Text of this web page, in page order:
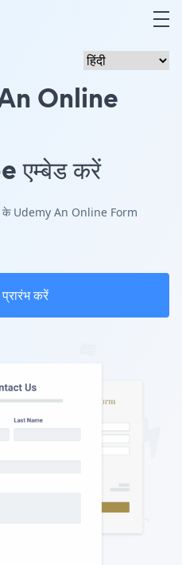
An Online
करें
के Udemy An Online Form
करें